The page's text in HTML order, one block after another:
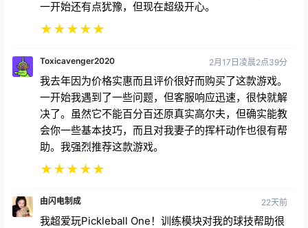
一开始还有点犹豫，但现在超级开心。
★★★★★
Toxicavenger2020 2月17日凌晨2点39分
我去年因为价格实惠而且评价很好而购买了这款游戏。
一开始我遇到了一些问题，但客服响应迅速，很快就解
决了。虽然它不能百分百还原真实高尔夫，但确实能教
会你一些基本技巧，而且对我妻子的挥杆动作也很有帮
助。我强烈推荐这款游戏。
★★★★★
由闪电制成 22天前
我超爱玩Pickleball One！训练模块对我的球技帮助很